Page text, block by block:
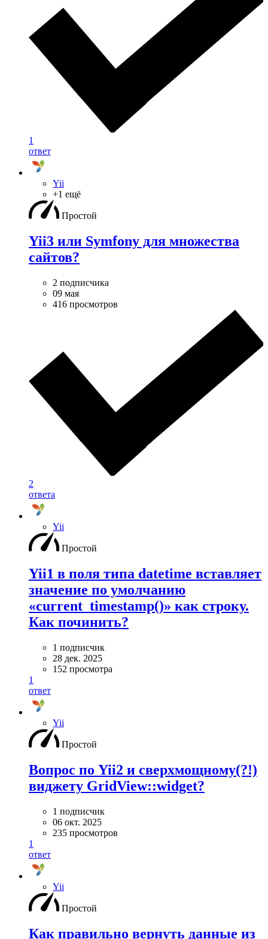
1
ответ
Yii
+1 ещё
Простой
Yii3 или Symfony для множества
сайтов?
2 подписчика
09 мая
416 просмотров
2
ответа
Yii
Простой
Yii1 в поля типа datetime вставляет
значение по умолчанию
«current_timestamp()» как строку.
Как починить?
1 подписчик
28 дек. 2025
152 просмотра
1
ответ
Yii
Простой
Вопрос по Yii2 и сверхмощному(?!)
виджету GridView::widget?
1 подписчик
06 окт. 2025
235 просмотров
1
ответ
Yii
Простой
Как правильно вернуть данные из